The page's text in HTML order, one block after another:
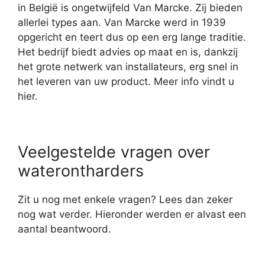
in België is ongetwijfeld Van Marcke. Zij bieden
allerlei types aan. Van Marcke werd in 1939
opgericht en teert dus op een erg lange traditie.
Het bedrijf biedt advies op maat en is, dankzij
het grote netwerk van installateurs, erg snel in
het leveren van uw product. Meer info vindt u
hier.
Veelgestelde vragen over
waterontharders
Zit u nog met enkele vragen? Lees dan zeker
nog wat verder. Hieronder werden er alvast een
aantal beantwoord.